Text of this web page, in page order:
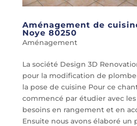
Aménagement de
Noye 80250
Aménagement
La société Design 3D
pour la modification de
la pose de cuisine Pour ce
commencé par étudier avec
besoins en rangement et en
Ensuite nous avons élaboré un